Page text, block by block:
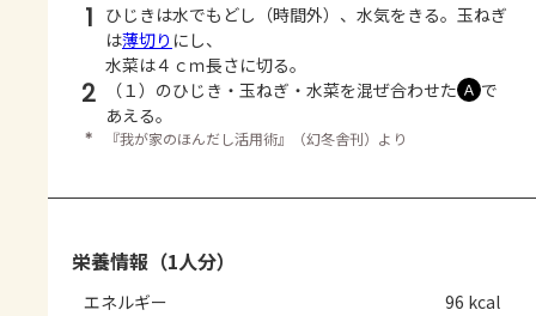
1 ひじきは水でもどし（時間外）、水気をきる。玉ねぎ
は薄切り にし、
水菜は４ｃｍ長さに切る。
2 （１）のひじき・玉ねぎ・水菜を混ぜ合わせた Ａ で
あえる。
＊ 『我が家のほんだし活用術』（幻冬舎刊）より
栄養情報（1人分）
エネルギー 96 kcal